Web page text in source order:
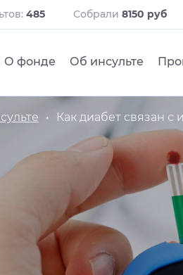
485 Собрали 8150 руб
О фонде Об инсульте
Как диабет связан с